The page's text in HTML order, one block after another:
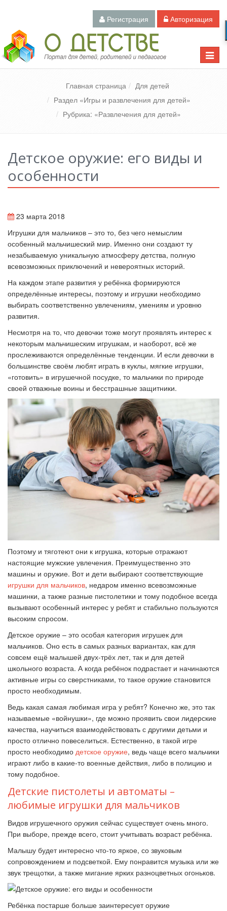
Регистрация Авторизация
Toggle
Педагогический портал «О детстве»
Главная страница
Для детей
Раздел «Игры и развлечения для детей»
Рубрика: «Развлечения для детей»
Детское оружие: его виды и
особенности
23 марта 2018
Игрушки для мальчиков – это то, без чего немыслим
особенный мальчишеский мир. Именно они создают ту
незабываемую уникальную атмосферу детства, полную
всевозможных приключений и невероятных историй.
На каждом этапе развития у ребёнка формируются
определённые интересы, поэтому и игрушки необходимо
выбирать соответственно увлечениям, умениям и уровню
развития.
Несмотря на то, что девочки тоже могут проявлять интерес к
некоторым мальчишеским игрушкам, и наоборот, всё же
прослеживаются определённые тенденции. И если девочки в
большинстве своём любят играть в куклы, мягкие игрушки,
«готовить» в игрушечной посудке, то мальчики по природе
своей отважные воины и бесстрашные защитники.
Поэтому и тяготеют они к игрушка, которые отражают
настоящие мужские увлечения. Преимущественно это
машины и оружие. Вот и дети выбирают соответствующие
игрушки для мальчиков, недаром именно всевозможные
машинки, а также разные пистолетики и тому подобное всегда
вызывают особенный интерес у ребят и стабильно пользуются
высоким спросом.
Детское оружие – это особая категория игрушек для
мальчиков. Оно есть в самых разных вариантах, как для
совсем ещё малышей двух-трёх лет, так и для детей
школьного возраста. А когда ребёнок подрастает и начинаются
активные игры со сверстниками, то такое оружие становится
просто необходимым.
Ведь какая самая любимая игра у ребят? Конечно же, это так
называемые «войнушки», где можно проявить свои лидерские
качества, научиться взаимодействовать с другими детьми и
просто отлично повеселиться. Естественно, в такой игре
просто необходимо детское оружие, ведь чаще всего мальчики
играют либо в какие-то военные действия, либо в полицию и
тому подобное.
Детские пистолеты и автоматы –
любимые игрушки для мальчиков
Видов игрушечного оружия сейчас существует очень много.
При выборе, прежде всего, стоит учитывать возраст ребёнка.
Малышу будет интересно что-то яркое, со звуковым
сопровождением и подсветкой. Ему понравится музыка или же
звук трещотки, а также мигание ярких разноцветных огоньков.
Ребёнка постарше больше заинтересует оружие